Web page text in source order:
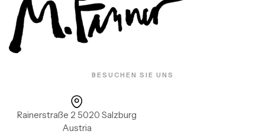
BESUCHEN SIE UNS
Rainerstraße 2 5020 Salzburg
Austria